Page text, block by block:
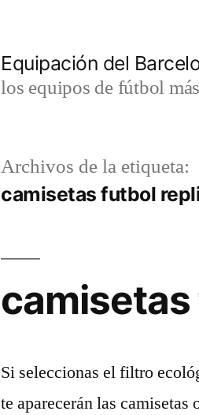
Equipación del
los equipos de fútbol
Archivos de la etiqueta:
camisetas futbol
Si seleccionas el filtro
te aparecerán las